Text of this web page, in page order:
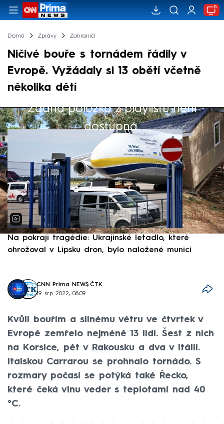
Domů Zprávy Zahraničí
Ničivé bouře s tornádem řádily v
Evropě. Vyžádaly si 13 obětí včetně
několika dětí
Žádná položka z playlistu není
dostupná.
Výběr redakce
Na pokraji tragédie: Ukrajinské letadlo, které
ohrožoval v Lipsku dron, bylo naložené municí
CNN Prima NEWS, ČTK
19. srp 2022, 08:09
Kvůli bouřím a silnému větru ve čtvrtek v
Evropě zemřelo nejméně 13 lidí. Šest z nich
na Korsice, pět v Rakousku a dva v Itálii.
Italskou Carrarou se prohnalo tornádo. S
rozmary počasí se potýká také Řecko,
které čeká vlnu veder s teplotami nad 40
°C.